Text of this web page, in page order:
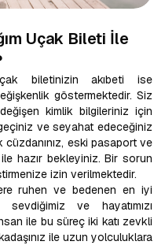
Uçak Bileti İle
biletinizin akıbeti ise
göstermektedir. Siz
kimlik bilgileriniz için
ve seyahat edeceğiniz
cüzdanınız, eski pasaport ve
hazır bekleyiniz. Bir sorun
izin verilmektedir.
ruhen ve bedenen en iyi
ve hayatımızı
ile bu süreç iki katı zevkli
ile uzun yolculuklara